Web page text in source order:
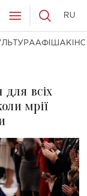
АФІША КІНО
RU
для всіх
мрії